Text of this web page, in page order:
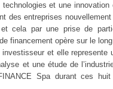
et une
des entreprises
cela par une prise de
financement opère sur le
et elle represente
et une étude de
Spa durant ces